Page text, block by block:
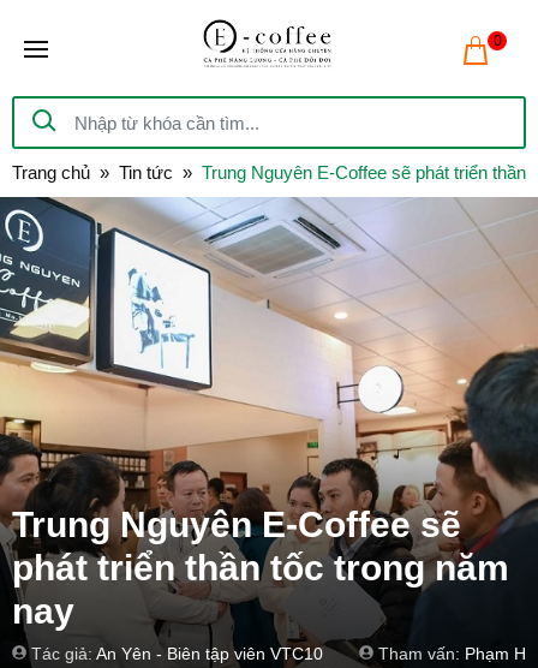
0
Trang chủ Tin tức Trung Nguyên E-Coffee sẽ phát triển thần
Trung Nguyên E-Coffee sẽ
phát triển thần tốc trong năm
nay
Tác giả: An Yên - Biên tập viên VTC10 Tham vấn: Phạm